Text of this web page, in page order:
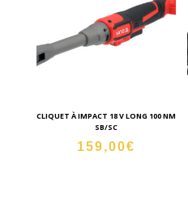
CLIQUET À IMPACT 18 V LONG 100 NM
SB/SC
159,00€